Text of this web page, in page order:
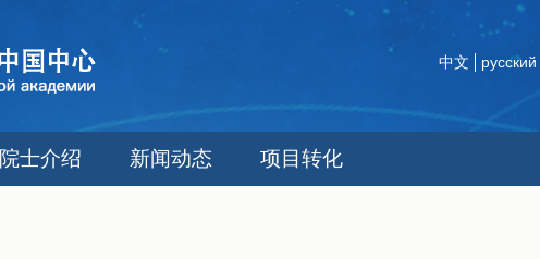
中文 русский
院士介绍 新闻动态 项目转化